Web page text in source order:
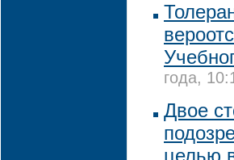
года,
Двое
целью